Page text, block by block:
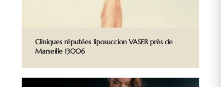
Cliniques réputées liposuccion VASER près de
Marseille 13006